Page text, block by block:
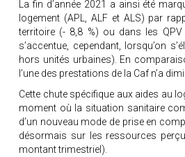
La fin d’année 2021 a ainsi été
logement (APL, ALF et ALS) par
territoire (- 8,8 %) ou dans les
s’accentue, cependant, lorsqu’on
hors unités urbaines). En
l’une des prestations de la Caf n’a
Cette chute spécifique aux aides au
moment où la situation sanitaire
d’un nouveau mode de prise en
désormais sur les ressources
montant trimestriel).